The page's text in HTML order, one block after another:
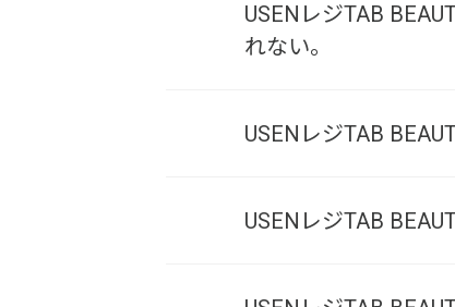
USENレジTAB
れない。
USENレジTAB
USENレジTAB